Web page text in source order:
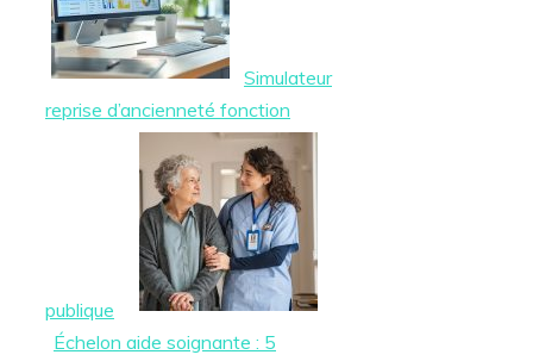
Simulateur
reprise d’ancienneté fonction
publique
Échelon aide soignante : 5